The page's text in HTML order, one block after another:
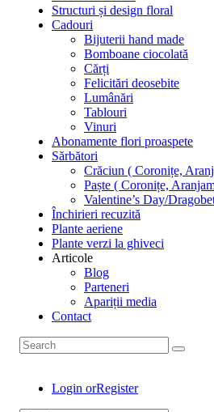
Structuri și design floral
Cadouri
Bijuterii hand made
Bomboane ciocolată
Cărți
Felicitări deosebite
Lumânări
Tablouri
Vinuri
Abonamente flori proaspete
Sărbători
Crăciun ( Coronițe,
Paște ( Coronițe,
Valentine’s Day/
Închirieri recuzită
Plante aeriene
Plante verzi la ghiveci
Articole
Blog
Parteneri
Apariții media
Contact
Login orRegister